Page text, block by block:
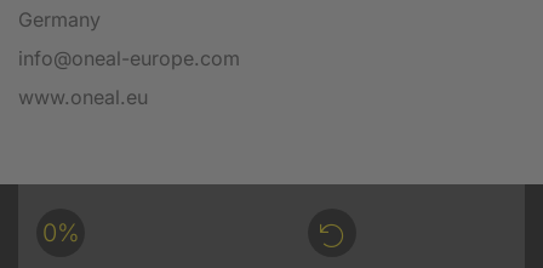
Germany
info@oneal-europe.com
www.oneal.eu
0%